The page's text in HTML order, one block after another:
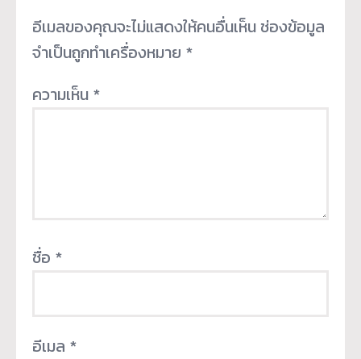
อีเมลของคุณจะไม่แสดงให้คนอื่นเห็น ช่องข้อมูล
จำเป็นถูกทำเครื่องหมาย *
ความเห็น *
ชื่อ *
อีเมล *